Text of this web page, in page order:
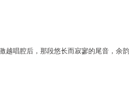
唱腔后，那段悠长而寂寥的尾音，余